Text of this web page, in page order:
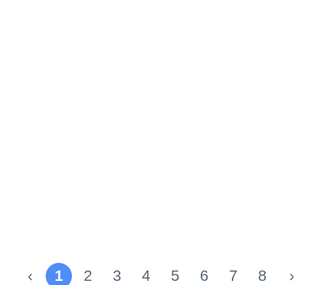
‹ 1 2 3 4 5 6 7 8 ›